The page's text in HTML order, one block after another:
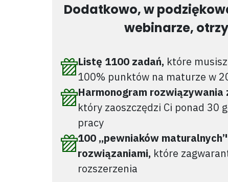
Dodatkowo, w
webinarze,
Listę 1100 zadań, które
100% punktów na maturze w
Harmonogram rozwiązywania
który zaoszczędzi Ci ponad 30
pracy
100 ,,pewniaków
rozwiązaniami, które
rozszerzenia